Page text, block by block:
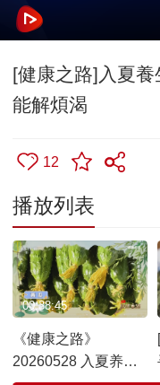
[健康之路]入夏
能解煩渴
12
播放列表
《健康之路》
20260528 入夏养生
00:38:45